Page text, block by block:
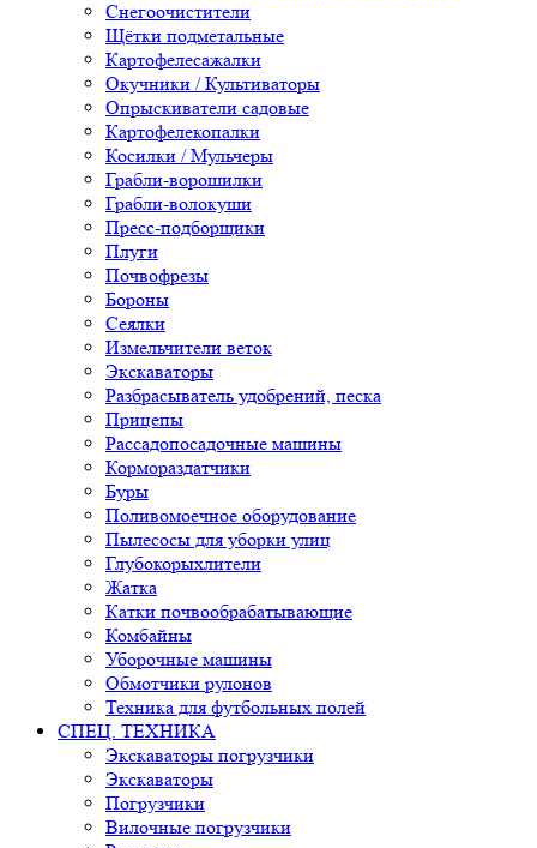
Снегоочистители
Щётки подметальные
Картофелесажалки
Окучники / Культиваторы
Опрыскиватели садовые
Картофелекопалки
Косилки / Мульчеры
Грабли-ворошилки
Грабли-волокуши
Пресс-подборщики
Плуги
Почвофрезы
Бороны
Сеялки
Измельчители веток
Экскаваторы
Разбрасыватель удобрений, песка
Прицепы
Рассадопосадочные машины
Кормораздатчики
Буры
Поливомоечное оборудование
Пылесосы для уборки улиц
Глубокорыхлители
Жатка
Катки почвообрабатывающие
Комбайны
Уборочные машины
Обмотчики рулонов
Техника для футбольных полей
СПЕЦ. ТЕХНИКА
Экскаваторы погрузчики
Экскаваторы
Погрузчики
Вилочные погрузчики